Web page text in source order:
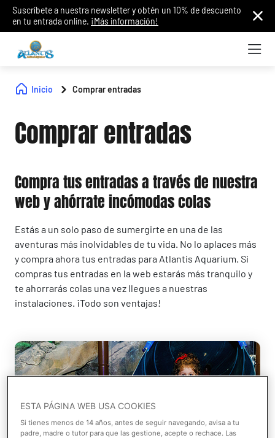
Suscríbete a nuestra newsletter y obtén un 10% de descuento
en tu entrada online. ¡Más información!
Inicio Comprar entradas
Comprar entradas
Compra tus entradas a través de nuestra
web y ahórrate incómodas colas
Estás a un solo paso de sumergirte en una de las
aventuras más inolvidables de tu vida. No lo aplaces más
y compra ahora tus entradas para Atlantis Aquarium. Si
compras tus entradas en la web estarás más tranquilo y
te ahorrarás colas una vez llegues a nuestras
instalaciones. ¡Todo son ventajas!
ESTA PÁGINA WEB USA COOKIES
Si tienes menos de 14 años, antes de seguir navegando, avisa a tu
padre, madre o tutor para que las gestione, acepte o rechace. Las